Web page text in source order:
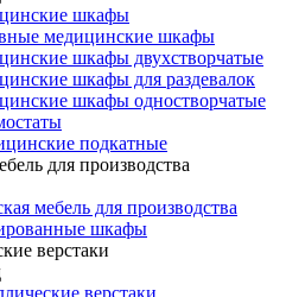
шкафы
медицинские шкафы
шкафы двухстворчатые
шкафы для раздевалок
шкафы одностворчатые
подкатные
для производства
мебель для производства
шкафы
верстаки
верстаки